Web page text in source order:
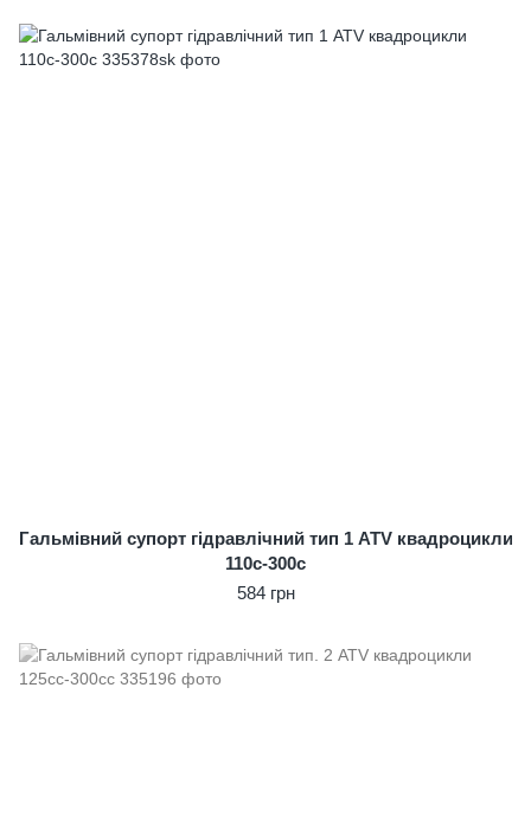
Гальмівний супорт гідравлічний тип 1 ATV квадроцикли
110c-300c
584 грн